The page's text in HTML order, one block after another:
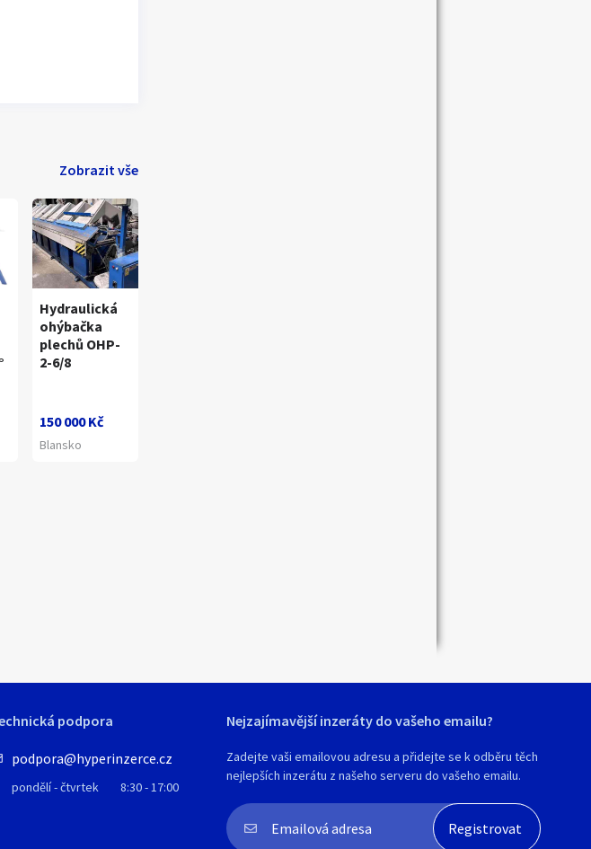
Zobrazit vše
Hydraulická
ohýbačka
plechů OHP-
2-6/8
150 000 Kč
Blansko
podpora
podpora@hyperinzerce.cz
pondělí - čtvrtek 8:30 - 17:00
Nejzajímavější inzeráty do vašeho emailu?
Zadejte vaši emailovou adresu a přidejte se k odběru těch
nejlepších inzerátu z našeho serveru do vašeho emailu.